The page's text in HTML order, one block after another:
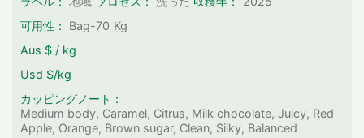
可用性：
Bag-70 Kg
Aus $ / kg
Usd $/kg
カッピングノート：
Medium body, Caramel, Citrus, Milk chocolate, Juicy, Red
Apple, Orange, Brown sugar, Clean, Silky, Balanced